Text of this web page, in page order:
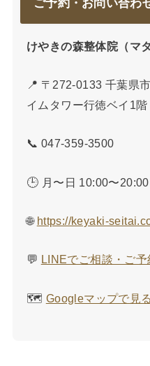
ご予約・お問い合わ
けやきの森整体院（マ
📍 〒272-0133 千葉県
イムタワー行徳ベイ1階
📞 047-359-3500
🕒 月〜日 10:00〜20:00
🌐 https://keyaki-
💬 LINEでご相談・ご
🗺️ Googleマップで見る